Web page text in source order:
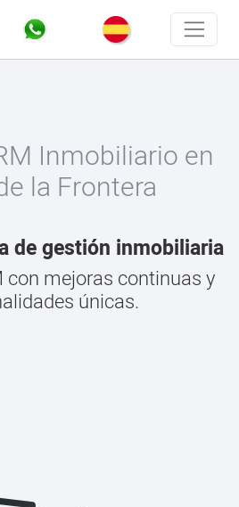
Inmobiliario en
la Frontera
de gestión inmobiliaria
con mejoras continuas y
únicas.